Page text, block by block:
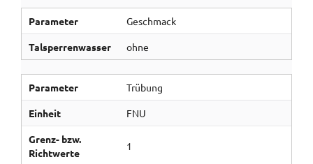
Parameter Geschmack
Talsperrenwasser ohne
Parameter Trübung
Einheit FNU
Grenz- bzw.
Richtwerte
1